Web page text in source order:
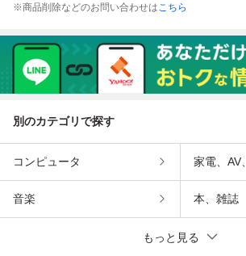
※商品削除などのお問い合わせはこちら
別のカテゴリで探す
コンピュータ 家電、AV
音楽 本、雑誌
もっと見る